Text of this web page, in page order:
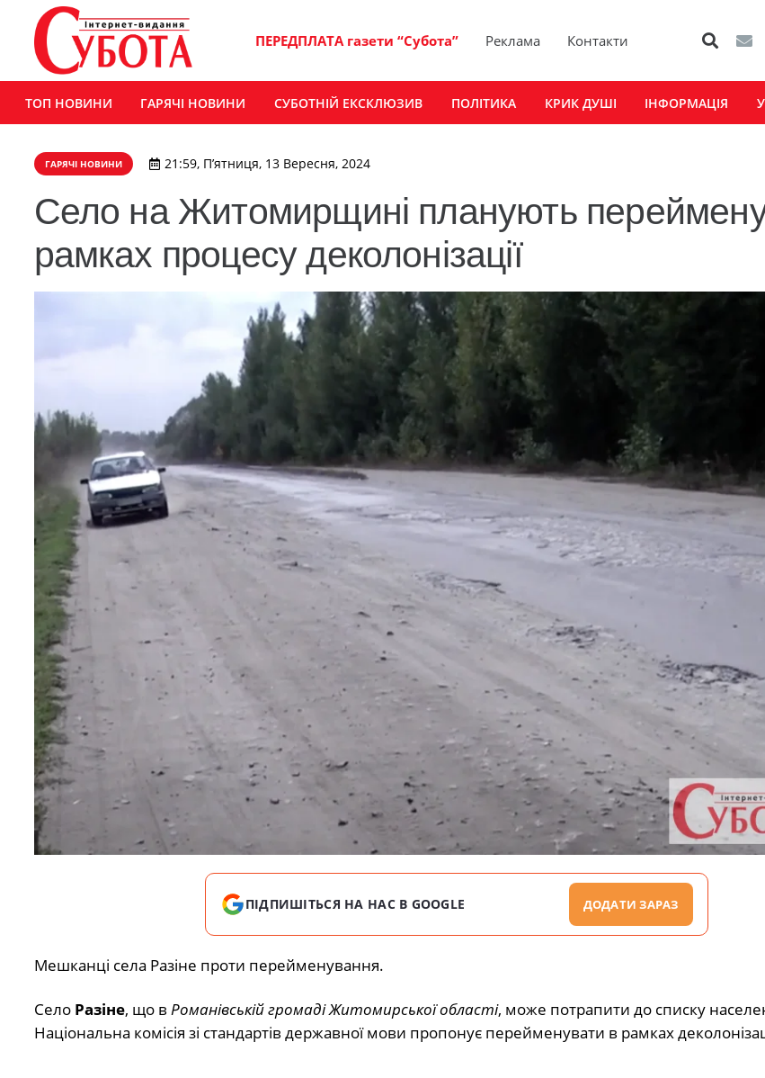
ПЕРЕДПЛАТА газети “Субота” Реклама Контакти
ТОП НОВИНИ ГАРЯЧІ НОВИНИ СУБОТНІЙ ЕКСКЛЮЗИВ ПОЛІТИКА КРИК ДУШІ ІНФОРМАЦІЯ
ГАРЯЧІ НОВИНИ 21:59, П’ятниця, 13 Вересня, 2024
Село на Житомирщині планують
рамках процесу деколонізації
ПІДПИШІТЬСЯ НА НАС В GOOGLE ДОДАТИ ЗАРАЗ
Мешканці села Разіне проти перейменування.
Село Разіне, що в Романівській громаді Житомирської області, може потрапити до списку
Національна комісія зі стандартів державної мови пропонує перейменувати в рамках